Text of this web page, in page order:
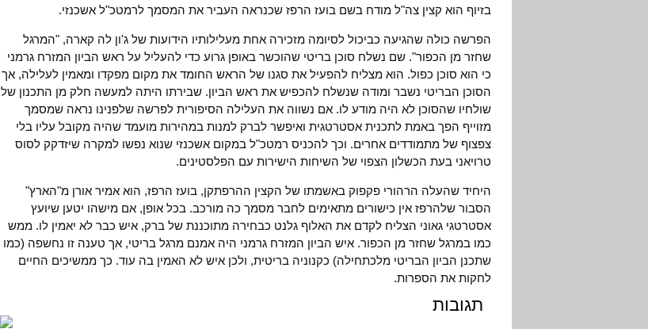
בזיוף הוא קצין צה"ל מודח בשם בועז הרפז שכנראה העביר את המסמך לרמטכ"ל אשכנזי.
הפרשה כולה שהגיעה כביכול לסיומה מזכירה אחת מעלילותיו הידועות של ג'ון לה קארה, "המרגל
שחזר מן הכפור". שם נשלח סוכן בריטי שהוכשר באופן גרוע כדי להעליל על ראש הביון המזרח גרמני
כי הוא סוכן כפול. הוא מצליח להפעיל את סגנו של הראש החומד את מקום מפקדו ומאמין לעלילה, אך
הסוכן הבריטי נשבר ומודה שנשלח להכפיש את ראש הביון. שבירתו היתה למעשה חלק מן התכנון של
שולחיו שהסוכן לא היה מודע לו. אם נשווה את העלילה הסיפורית לפרשה שלפנינו נראה שמסמך
מזוייף הפך באמת לתכנית אסטרטגית ואיפשר לברק למנות במהירות מועמד שהיה מקובל עליו בלי
צפצוף של מתמודדים אחרים. וכך להכניס רמטכ"ל במקום אשכנזי שנוא נפשו למקרה שיזדקק לסוס
טרויאני בעת הכשלון הצפוי של השיחות הישירות עם הפלסטינים.
היחיד שהעלה הרהורי פקפוק באשמתו של הקצין ההרפתקן, בועז הרפז, הוא אמיר אורן מ"הארץ"
הסבור שלהרפז אין כישורים מתאימים לחבר מסמך כה מורכב. בכל אופן, אם מישהו יטען שיועץ
אסטרטגי גאוני הצליח לקדם את האלוף גלנט כבחירה מתוכננת של ברק, איש כבר לא יאמין לו. ממש
כמו במרגל שחזר מן הכפור. איש הביון המזרח גרמני היה אמנם מרגל בריטי, אך טענה זו נחשפה (כמו
שתכנן הביון הבריטי מלכתחילה) כקנוניה בריטית, ולכן איש לא האמין בה עוד. כך ממשיכים החיים
לחקות את הספרות.
תגובות